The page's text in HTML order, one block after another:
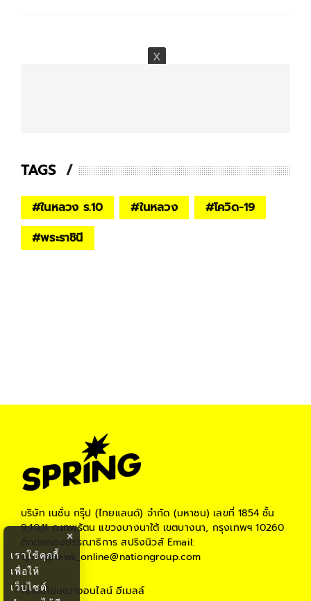
TAGS
#ในหลวง ร.10 #ในหลวง #โควิด-19
#พระราชินี
บริษัท เนชั่น กรุ๊ป (ไทยแลนด์) จำกัด (มหาชน) เลขที่ 1854 ชั้น
9,10,11 ถ.เทพรัตน แขวงบางนาใต้ เขตบางนา, กรุงเทพฯ 10260
ติดต่อกองบรรณาธิการ สปริงนิวส์Email:
springnews_online@nationgroup.com
ติดต่อโฆษณาออนไลน์ อีเมลล์
×
เราใช้คุกกี้
เพื่อให้
เว็บไซต์